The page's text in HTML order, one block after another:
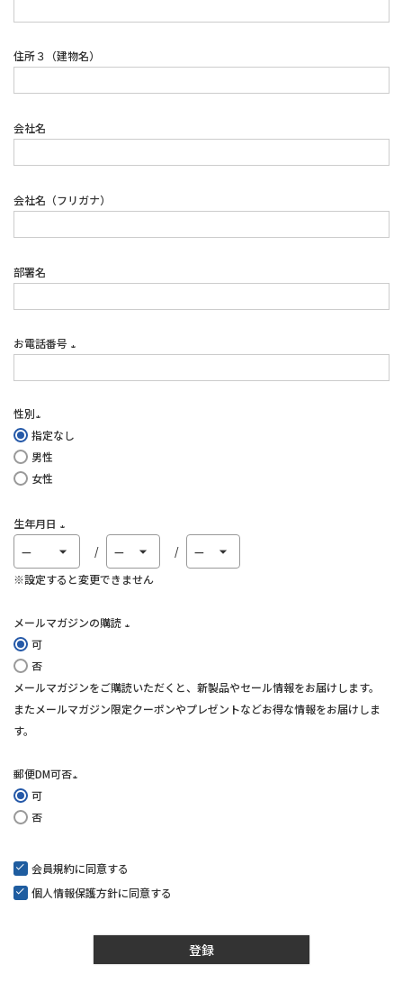
住所３（建物名）
会社名
会社名（フリガナ）
部署名
お電話番号
性別
(必
須)
指定なし
男性
女性
生年月日
(必
須)
※設定すると変更できません
メールマガジンの購読
可
否
メールマガジンをご購読いただくと、新製品やセール情報をお届けします。
またメールマガジン限定クーポンやプレゼントなどお得な情報をお届けしま
す。
郵便DM可否
可
否
会員規約に同意する
個人情報保護方針に同意する
登録